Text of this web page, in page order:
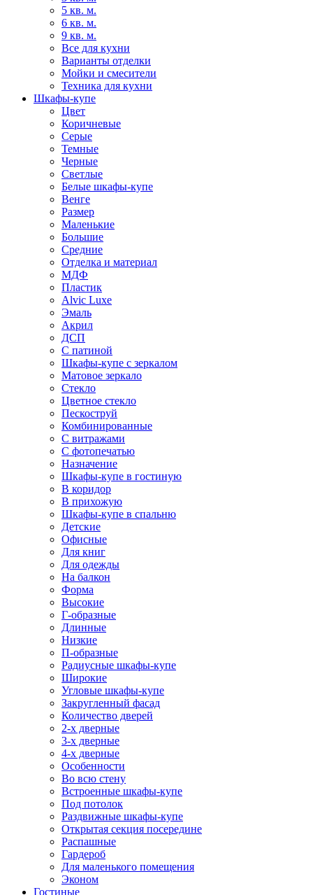
5 кв. м.
6 кв. м.
9 кв. м.
Все для кухни
Варианты отделки
Мойки и смесители
Техника для кухни
Шкафы-купе
Цвет
Коричневые
Серые
Темные
Черные
Светлые
Белые шкафы-купе
Венге
Размер
Маленькие
Большие
Средние
Отделка и материал
МДФ
Пластик
Alvic Luxe
Эмаль
Акрил
ДСП
С патиной
Шкафы-купе с зеркалом
Матовое зеркало
Стекло
Цветное стекло
Пескоструй
Комбинированные
С витражами
С фотопечатью
Назначение
Шкафы-купе в гостиную
В коридор
В прихожую
Шкафы-купе в спальню
Детские
Офисные
Для книг
Для одежды
На балкон
Форма
Высокие
Г-образные
Длинные
Низкие
П-образные
Радиусные шкафы-купе
Широкие
Угловые шкафы-купе
Закругленный фасад
Количество дверей
2-х дверные
3-х дверные
4-х дверные
Особенности
Во всю стену
Встроенные шкафы-купе
Под потолок
Раздвижные шкафы-купе
Открытая секция посередине
Распашные
Гардероб
Для маленького помещения
Эконом
Гостиные